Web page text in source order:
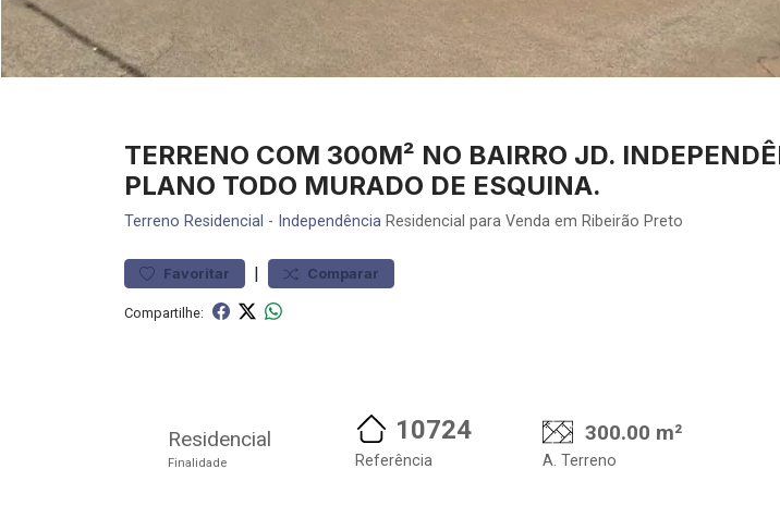
TERRENO COM 300M² NO BAIRRO JD.
PLANO TODO MURADO DE ESQUINA.
Terreno Residencial - Independência Residencial para Venda em Ribeirão Preto
Favoritar | Comparar
Compartilhe:
Residencial
Finalidade
10724
Referência
300.00 m²
A. Terreno